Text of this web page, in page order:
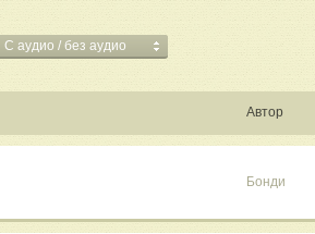
C аудио / без аудио
Автор
Бонди